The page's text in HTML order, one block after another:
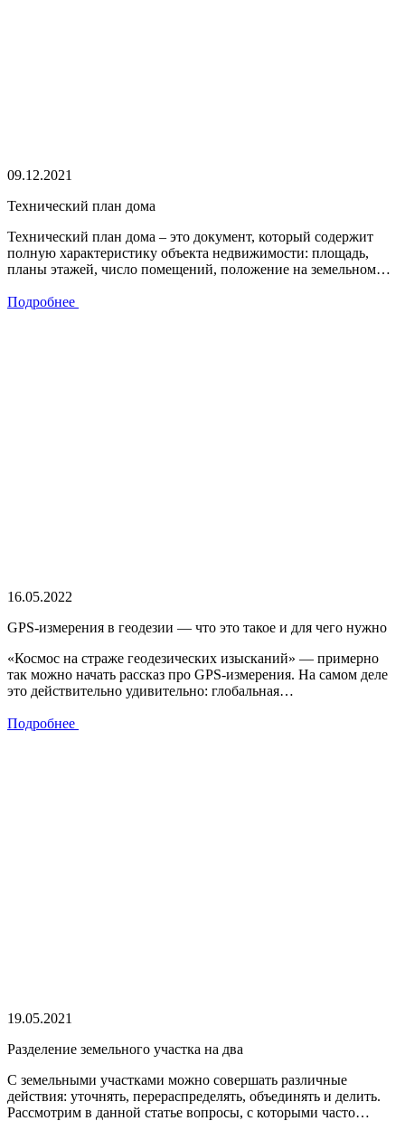
09.12.2021
Технический план дома
Технический план дома – это документ, который содержит
полную характеристику объекта недвижимости: площадь,
планы этажей, число помещений, положение на земельном…
Подробнее
16.05.2022
GPS-измерения в геодезии — что это такое и для чего нужно
«Космос на страже геодезических изысканий» — примерно
так можно начать рассказ про GPS-измерения. На самом деле
это действительно удивительно: глобальная…
Подробнее
19.05.2021
Разделение земельного участка на два
С земельными участками можно совершать различные
действия: уточнять, перераспределять, объединять и делить.
Рассмотрим в данной статье вопросы, с которыми часто…